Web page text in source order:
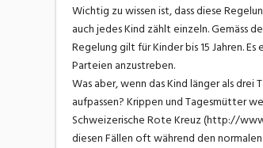
Wichtig zu wissen ist, dass diese
auch jedes Kind zählt einzeln. Gemäss
Regelung gilt für Kinder bis 15 Jahren.
Parteien anzustreben.
Was aber, wenn das Kind länger als
aufpassen? Krippen und Tagesmütter
Schweizerische Rote Kreuz (http://
diesen Fällen oft während den